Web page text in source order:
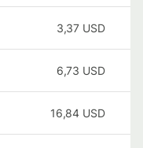
3,37 USD
6,73 USD
16,84 USD